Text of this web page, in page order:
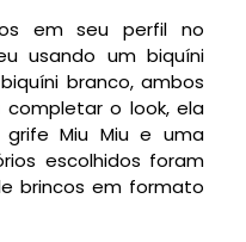
em seu perfil no
usando um biquíni
branco, ambos
completar o look, ela
Miu Miu e uma
escolhidos foram
brincos em formato